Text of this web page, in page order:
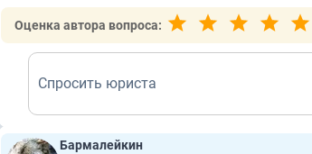
Оценка автора вопроса:
Спросить юриста
Бармалейкин